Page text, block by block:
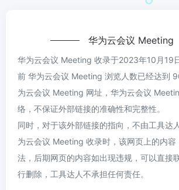
华为云会议 Meeting
华为云会议 Meeting 收录于2023年10月19
前 华为云会议 Meeting 浏览人数已经达到
为云会议 Meeting 网址，华为云会议
络，不保证外部链接的准确性和完整性。
同时，对于该外部链接的指向，不由工具达
为云会议 Meeting 收录时，该网页上的内容
法，后期网页的内容如出现违规，可以直接
行删除，工具达人不承担任何责任。